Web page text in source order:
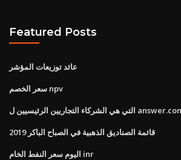
Featured Posts
عائد توزيعات المؤشر
سعر الخصم npv
قائمة الصناديق الذهبية في الصباح الباكر 2019
اليوم سعر النفط الخام inr